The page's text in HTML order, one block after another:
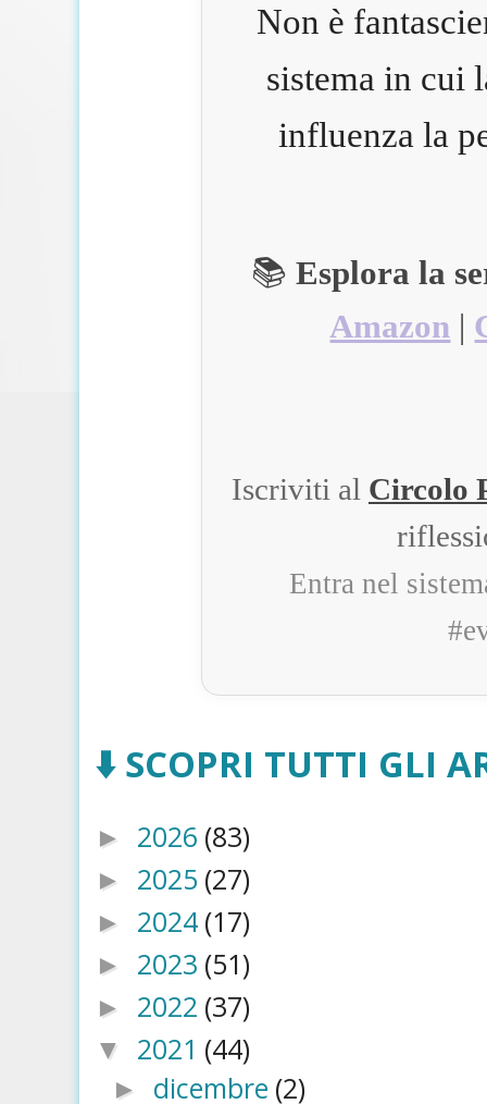
Non è
sistema in cui
influenza la
📚Esplora la
Amazon |
Iscriviti al Circolo
Entra nel
⬇️ SCOPRI TUTTI GLI
► 2026 (83)
► 2025 (27)
► 2024 (17)
► 2023 (51)
► 2022 (37)
▼ 2021 (44)
► dicembre (2)